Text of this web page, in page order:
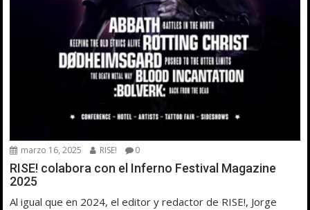
marzo 16, 2025 RISE! 0
RISE! colabora con el Inferno Festival Magazine
2025
Al igual que en 2024, el editor y redactor de RISE!, Jorge